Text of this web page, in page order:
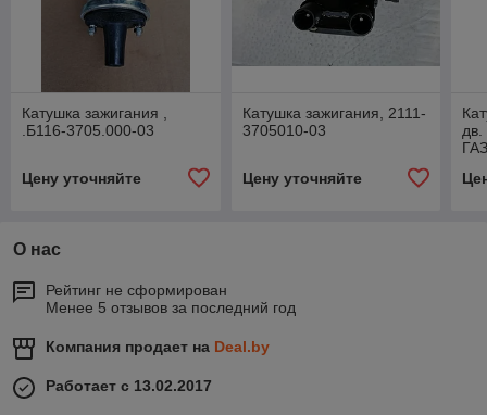
Катушка зажигания ,
.Б116-3705.000-03
Цену уточняйте
Катушка зажигания, 2111-
3705010-03
Цену уточняйте
дв.
О нас
Рейтинг не сформирован
Менее 5 отзывов за последний год
Компания продает на Deal.by
Работает с 13.02.2017